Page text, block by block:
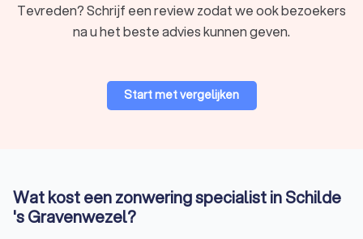
vindt u lokale zonwering specialisten met vakmanschap en
deskundigheid waarmee uw zonwering een succes wordt.
Vraag gratis en vrijblijvend vier offertes aan bij lokale
Ons platform maakt het eenvoudig om offertes te vergelijken
en de beste prijs-kwaliteitsverhouding te vinden voor uw huis.
Vertrouw op Trustlocal voor deskundig advies, hoge kwaliteit
Tevreden? Schrijf een review zodat we ook bezoekers
na u het beste advies kunnen geven.
Start met vergelijken
Wat kost een zonwering specialist in Schilde
's Gravenwezel?